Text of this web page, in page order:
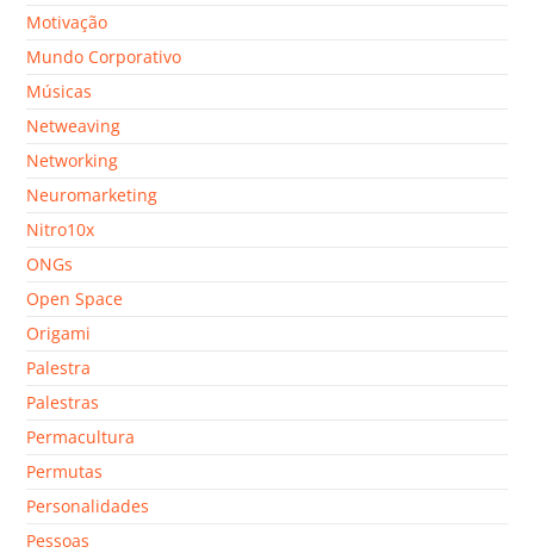
Motivação
Mundo Corporativo
Músicas
Netweaving
Networking
Neuromarketing
Nitro10x
ONGs
Open Space
Origami
Palestra
Palestras
Permacultura
Permutas
Personalidades
Pessoas